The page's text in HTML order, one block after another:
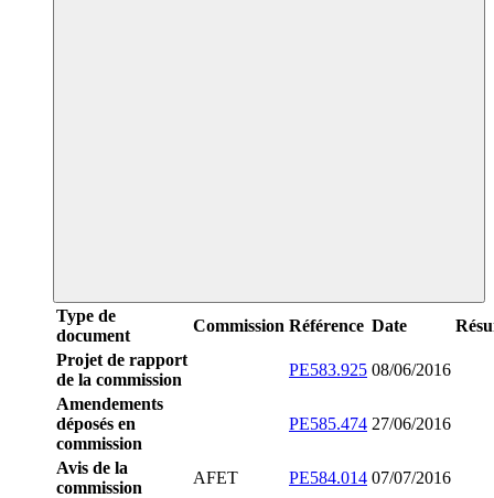
Type de
document
Commission Référence Date
Projet de rapport
de la commission
PE583.925 08/06/2016
Amendements
déposés en
commission
PE585.474 27/06/2016
Avis de la
commission
AFET PE584.014 07/07/2016